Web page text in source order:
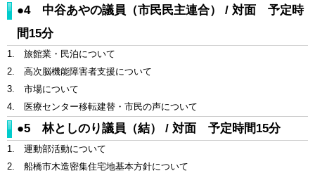
●4 中谷あやの議員（市民民主連合） / 対面 予定時
間15分
1. 旅館業・民泊について
2. 高次脳機能障害者支援について
3. 市場について
4. 医療センター移転建替・市民の声について
●5 林としのり議員（結） / 対面 予定時間15分
1. 運動部活動について
2. 船橋市木造密集住宅地基本方針について